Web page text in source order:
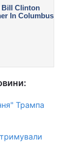
Трампа